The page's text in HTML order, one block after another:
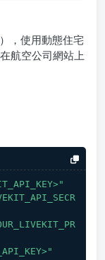
，使用動態住宅
航空公司網站上